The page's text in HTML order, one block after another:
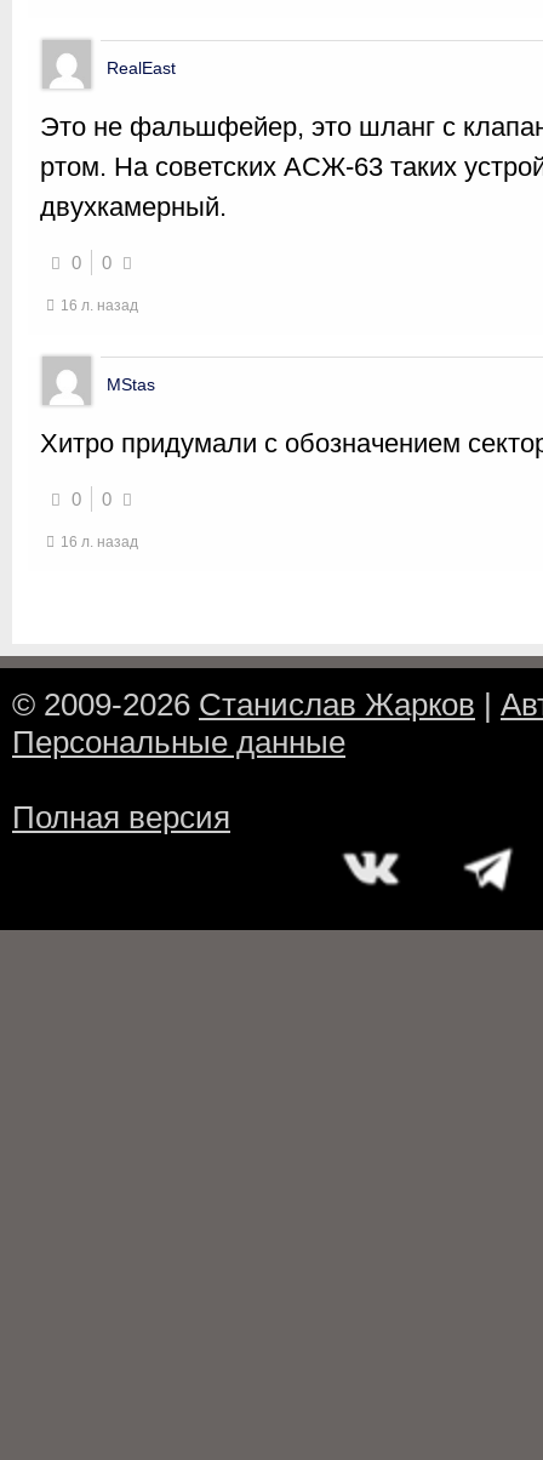
RealEast
Это не фальшфейер, это шланг с
ртом. На советских АСЖ-63 таких
двухкамерный.
0 0
16 л. назад
MStas
Хитро придумали с обозначением
0 0
16 л. назад
© 2009-2026 Станислав Жарков |
Персональные данные
Полная версия